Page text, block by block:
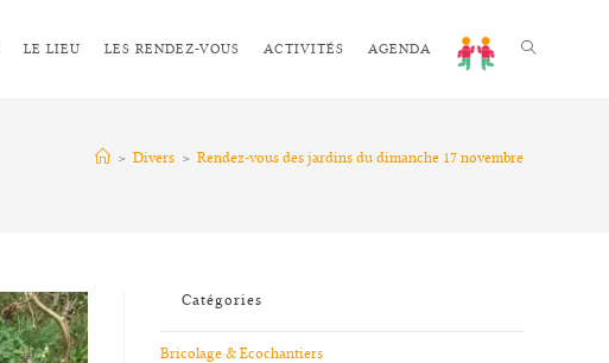
LE LIEU LES RENDEZ-VOUS ACTIVITÉS AGENDA
> Divers > Rendez-vous des jardins du dimanche 17 novembre
Catégories
Bricolage & Ecochantiers